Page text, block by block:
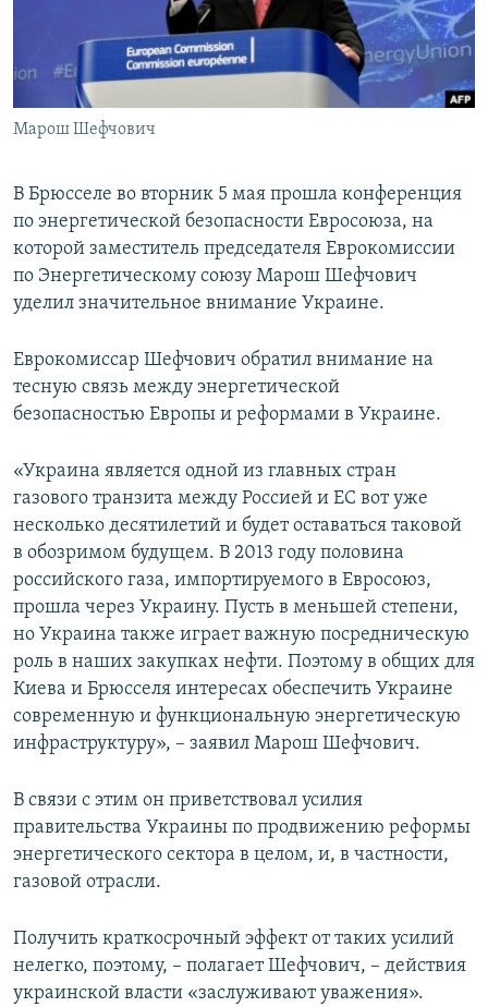
ПОБЕДИТЕЛЕЙ НЕ СУДЯТ?
КРЫМ.НЕПОКОРЕННЫЙ
ELIFBE
УКРАИНСКАЯ ПРОБЛЕМА КРЫМА
Марош Шефчович
В Брюсселе во вторник 5 мая прошла конференция
по энергетической безопасности Евросоюза, на
которой заместитель председателя Еврокомиссии
по Энергетическому союзу Марош Шефчович
уделил значительное внимание Украине.
Еврокомиссар Шефчович обратил внимание на
тесную связь между энергетической
безопасностью Европы и реформами в Украине.
«Украина является одной из главных стран
газового транзита между Россией и ЕС вот уже
несколько десятилетий и будет оставаться таковой
в обозримом будущем. В 2013 году половина
российского газа, импортируемого в Евросоюз,
прошла через Украину. Пусть в меньшей степени,
но Украина также играет важную посредническую
роль в наших закупках нефти. Поэтому в общих для
Киева и Брюсселя интересах обеспечить Украине
современную и функциональную энергетическую
инфраструктуру», – заявил Марош Шефчович.
В связи с этим он приветствовал усилия
правительства Украины по продвижению реформы
энергетического сектора в целом, и, в частности,
газовой отрасли.
Получить краткосрочный эффект от таких усилий
нелегко, поэтому, – полагает Шефчович, – действия
украинской власти «заслуживают уважения».